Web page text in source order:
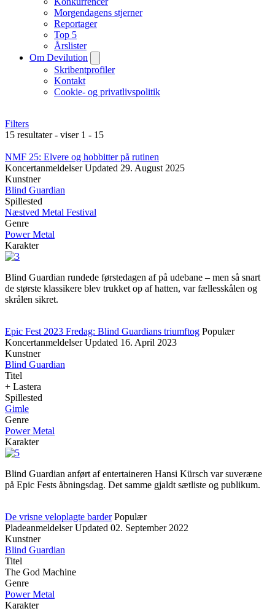
Morgendagens stjerner
Reportager
Top 5
Årslister
Om Devilution
Skribentprofiler
Kontakt
Cookie- og privatlivspolitik
Filters
15 resultater - viser 1 - 15
NMF 25: Elvere og hobbitter på rutinen
Koncertanmeldelser Updated 29. August 2025
Kunstner
Blind Guardian
Spillested
Næstved Metal Festival
Genre
Power Metal
Karakter
Blind Guardian rundede førstedagen af på udebane – men så snart
de største klassikere blev trukket op af hatten, var fællesskålen og
skrålen sikret.
Epic Fest 2023 Fredag: Blind Guardians triumftog Populær
Koncertanmeldelser Updated 16. April 2023
Kunstner
Blind Guardian
Titel
+ Lastera
Spillested
Gimle
Genre
Power Metal
Karakter
Blind Guardian anført af entertaineren Hansi Kürsch var suveræne
på Epic Fests åbningsdag. Det samme gjaldt sætliste og publikum.
De vrisne veloplagte barder Populær
Pladeanmeldelser Updated 02. September 2022
Kunstner
Blind Guardian
Titel
The God Machine
Genre
Power Metal
Karakter